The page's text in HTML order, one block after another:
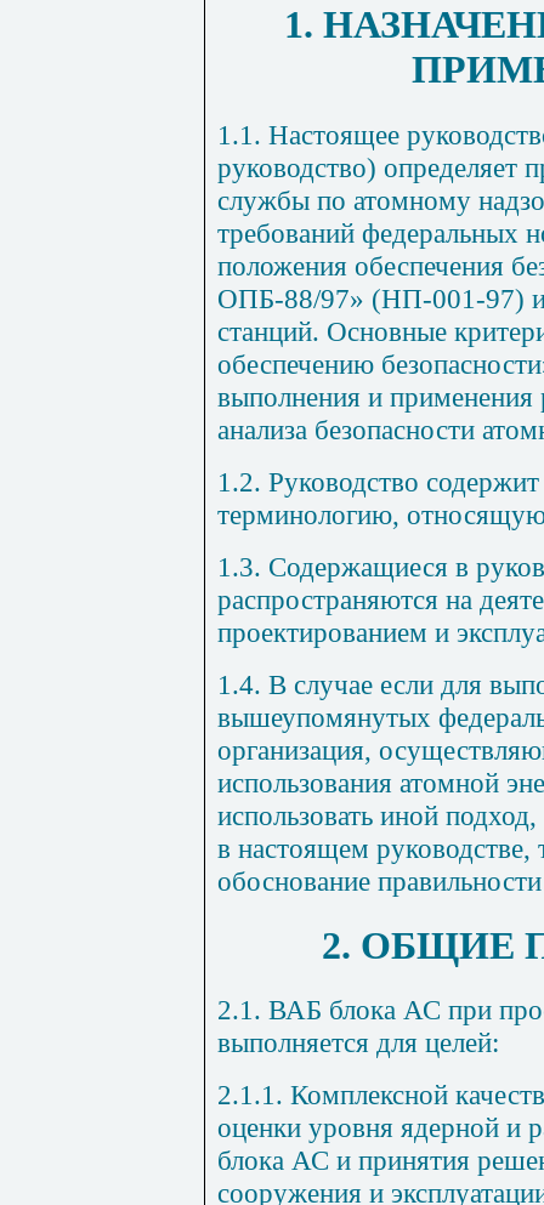
1.
1.1. Настоящее
руководство) определяет
службы по атомному
требований федеральных
положения обеспечения
ОПБ-88/97» (НП-001-97)
станций. Основные
обеспечению
выполнения и применения
анализа безопасности
1.2. Руководство
терминологию,
1.3. Содержащиеся в
распространяются на
проектированием и
1.4. В случае если для
вышеупомянутых
организация,
использования атомной
использовать иной
в настоящем руководстве,
обоснование
2. ОБЩИЕ
2.1. ВАБ блока АС при
выполняется для целей:
2.1.1. Комплексной
оценки уровня ядерной и
блока АС и принятия
сооружения и